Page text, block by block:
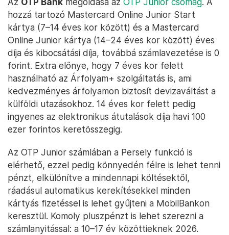
hozzá tartozó Mastercard Online Junior Start
kártya (7–14 éves kor között) és a Mastercard
Online Junior kártya (14–24 éves kor között) éves
díja és kibocsátási díja, továbbá számlavezetése is 0
forint. Extra előnye, hogy 7 éves kor felett
használható az Árfolyam+ szolgáltatás is, ami
kedvezményes árfolyamon biztosít devizaváltást a
külföldi utazásokhoz. 14 éves kor felett pedig
ingyenes az elektronikus átutalások díja havi 100
ezer forintos keretösszegig.
Az OTP Junior számlában a Persely funkció is
elérhető, ezzel pedig könnyedén félre is lehet tenni
pénzt, elkülönítve a mindennapi költésektől,
ráadásul automatikus kerekítésekkel minden
kártyás fizetéssel is lehet gyűjteni a MobilBankon
keresztül. Komoly pluszpénzt is lehet szerezni a
számlanyitással: a 10–17 év közöttieknek 2026.